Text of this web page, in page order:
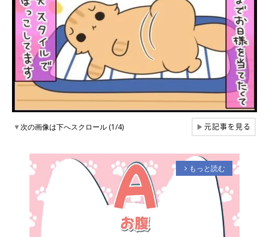
▼次の画像は下へスクロール (1/4) ▶元記事を見る
arrow_forward_ios もっと読む